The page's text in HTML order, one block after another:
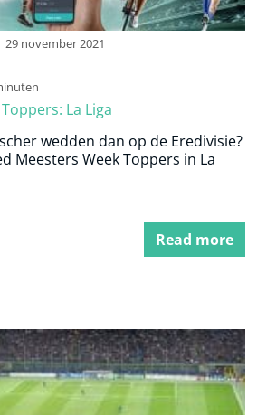
29 november 2021
La Liga
wedden dan op de Eredivisie?
Meesters Week Toppers in La
Read more